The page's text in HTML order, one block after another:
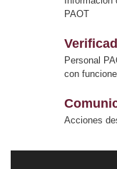
PAOT
Personal
con
Acciones